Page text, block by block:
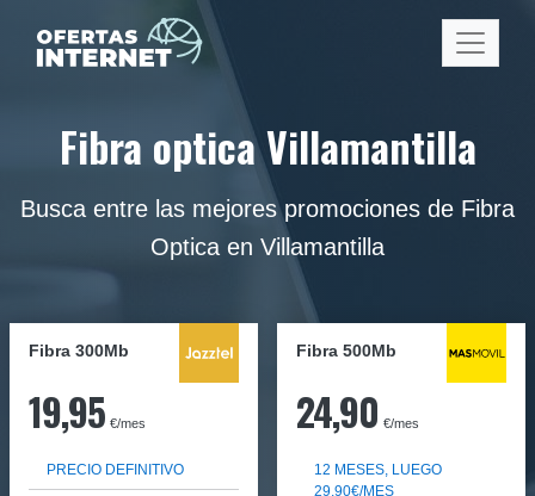
Fibra optica Villamantilla
Busca entre las mejores promociones de Fibra
Optica en Villamantilla
Fibra 300Mb
19,95 €/mes
PRECIO DEFINITIVO
Fibra 500Mb
24,90 €/mes
12 MESES, LUEGO
29,90€/MES